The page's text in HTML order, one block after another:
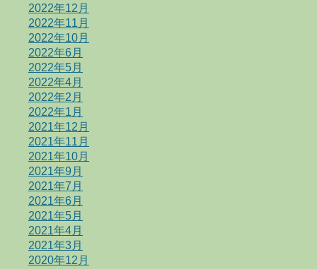
2022年12月
2022年11月
2022年10月
2022年6月
2022年5月
2022年4月
2022年2月
2022年1月
2021年12月
2021年11月
2021年10月
2021年9月
2021年7月
2021年6月
2021年5月
2021年4月
2021年3月
2020年12月